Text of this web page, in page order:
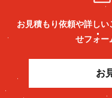
お見積もり依頼や詳し
せフォー
お